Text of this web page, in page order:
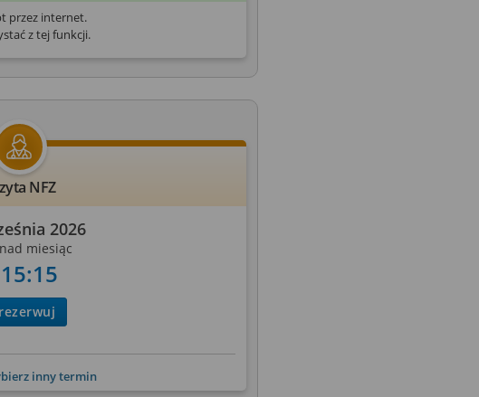
przez internet.
z tej funkcji.
NFZ
2026
miesiąc
15:15
inny termin